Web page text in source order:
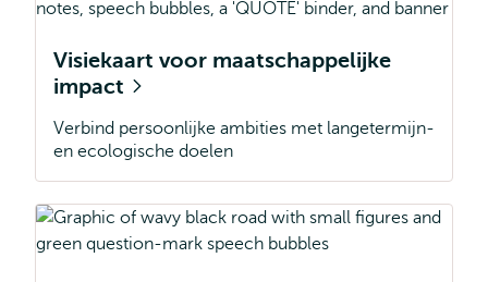
Visiekaart voor maatschappelijke
impact
Verbind persoonlijke ambities met langetermijn-
en ecologische doelen